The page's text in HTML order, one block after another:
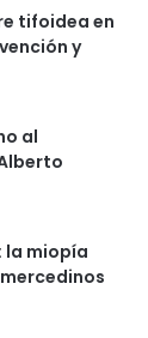
tifoidea en
y
al
la miopía